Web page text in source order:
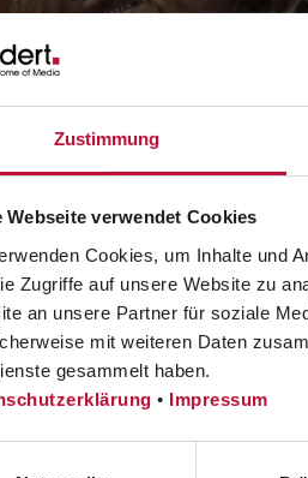
Zustimmung
Webseite verwendet Cookies
Cookies, um Inhalte und
Zugriffe auf unsere Website zu
an unsere Partner für soziale
mit weiteren Daten
gesammelt haben.
• Impressum
–
– Make-up-Tutorial für
unseren
aus? Wie
Diese und viele
am 27. März stattfand,